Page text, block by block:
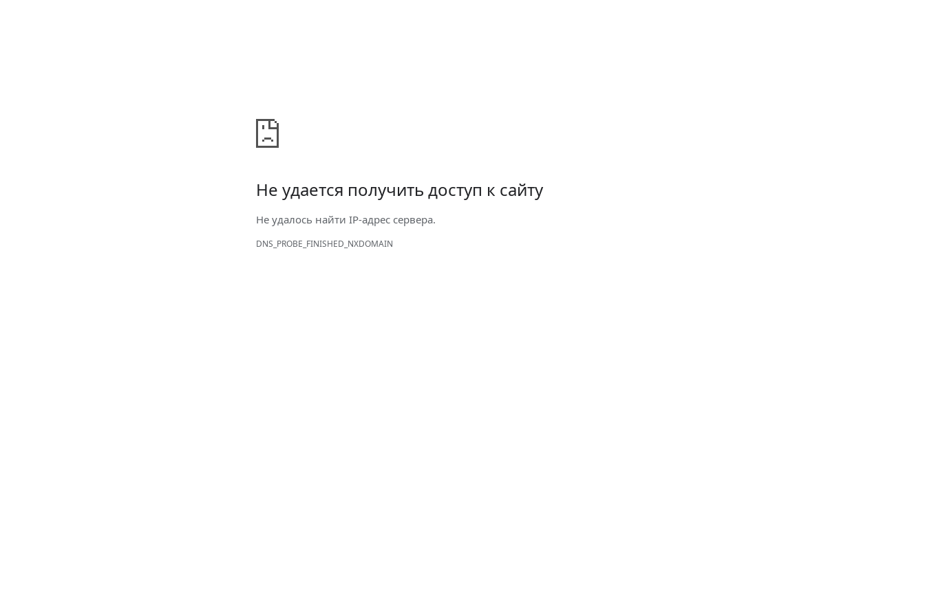
Не удается получить доступ к сайту
Не удалось найти IP-адрес сервера.
DNS_PROBE_FINISHED_NXDOMAIN